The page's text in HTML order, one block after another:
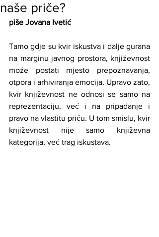
naše priče?
piše Jovana Ivetić
Tamo gdje su kvir iskustva i dalje gurana
na marginu javnog prostora, književnost
može postati mjesto prepoznavanja,
otpora i arhiviranja emocija. Upravo zato,
kvir književnost ne odnosi se samo na
reprezentaciju, već i na pripadanje i
pravo na vlastitu priču. U tom smislu, kvir
književnost nije samo književna
kategorija, već trag iskustava.